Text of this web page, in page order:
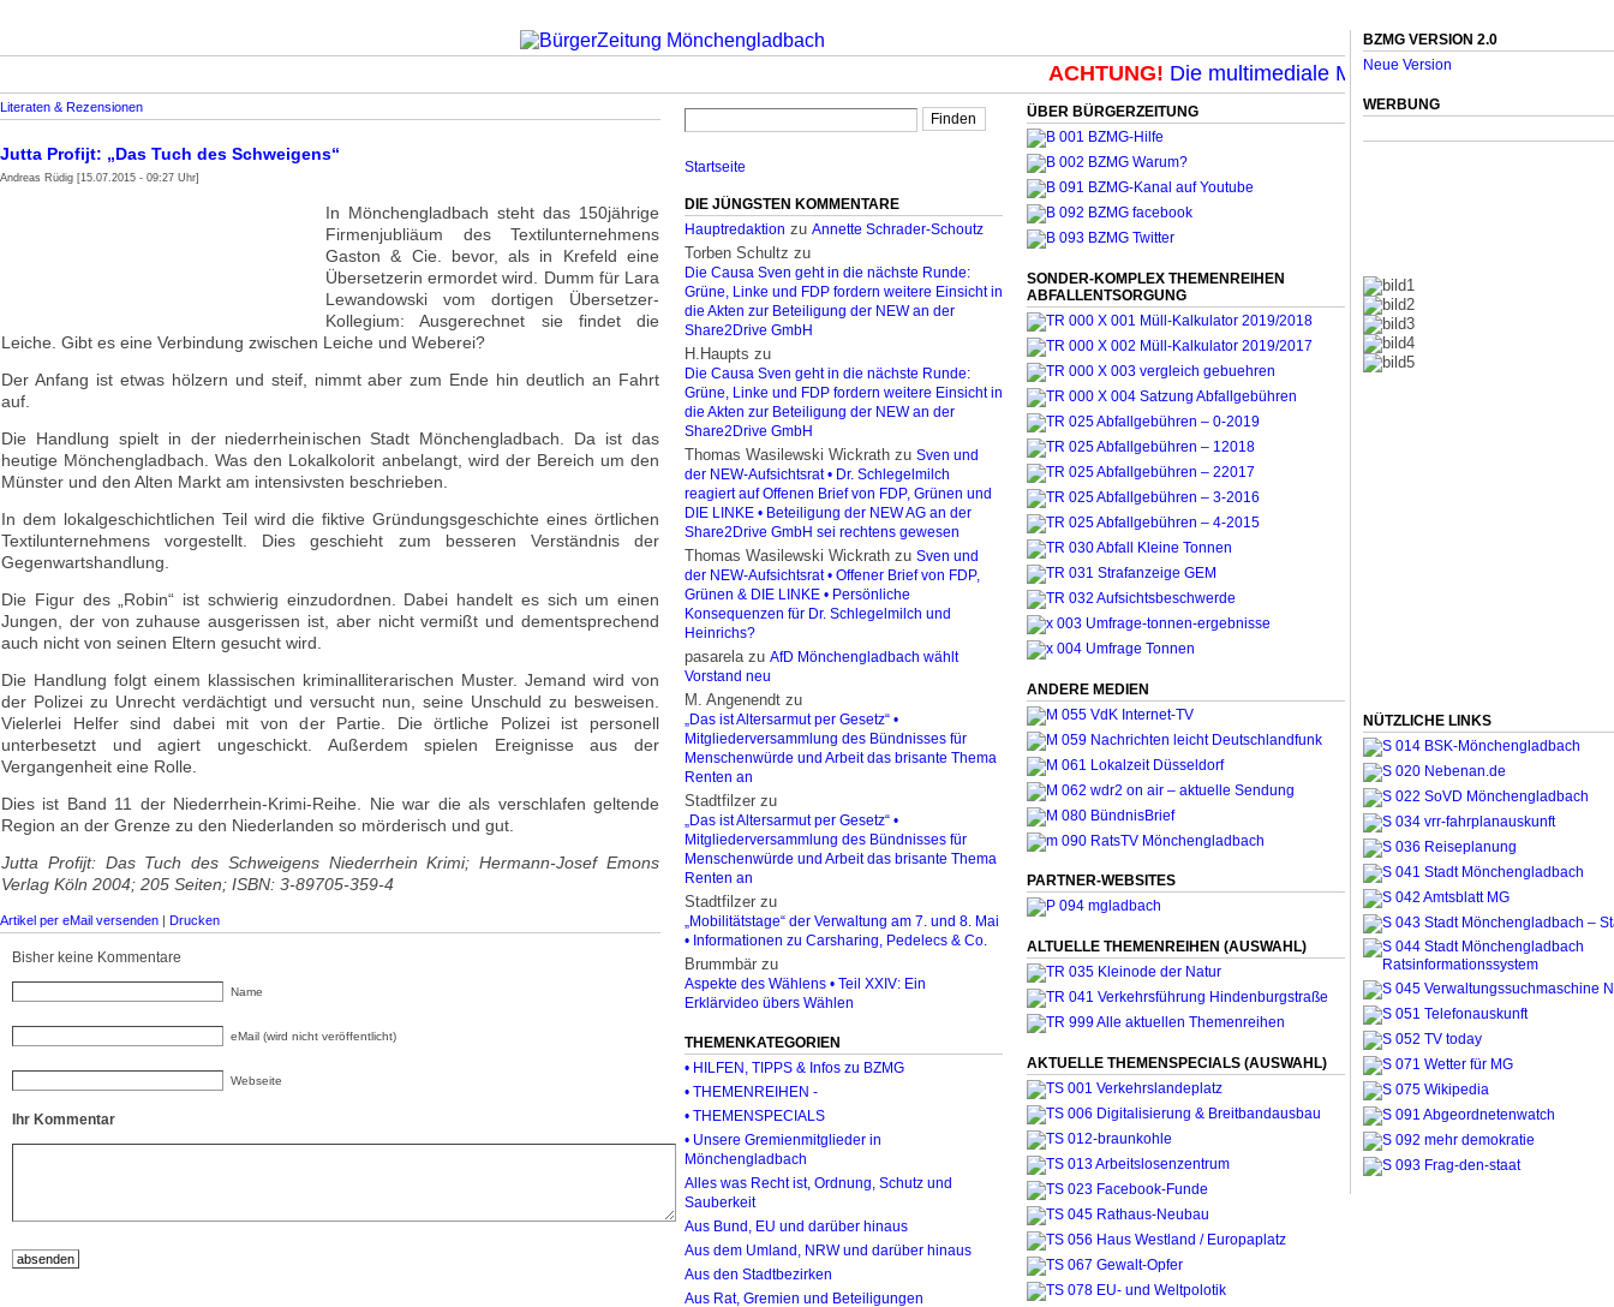
ACHTUNG!Die multimediale Mit-Mach-Zeitung für
Literaten & Rezensionen
Jutta Profijt: „Das Tuch des Schweigens“
Andreas Rüdig [15.07.2015 - 09:27 Uhr]
In Mönchengladbach steht das 150jährige
Firmenjubliäum des Textilunternehmens
Gaston & Cie. bevor, als in Krefeld eine
Übersetzerin ermordet wird. Dumm für Lara
Lewandowski vom dortigen Übersetzer-
Kollegium: Ausgerechnet sie findet die
Leiche. Gibt es eine Verbindung zwischen Leiche und Weberei?
Der Anfang ist etwas hölzern und steif, nimmt aber zum Ende hin deutlich an Fahrt
auf.
Die Handlung spielt in der niederrheinischen Stadt Mönchengladbach. Da ist das
heutige Mönchengladbach. Was den Lokalkolorit anbelangt, wird der Bereich um den
Münster und den Alten Markt am intensivsten beschrieben.
In dem lokalgeschichtlichen Teil wird die fiktive Gründungsgeschichte eines örtlichen
Textilunternehmens vorgestellt. Dies geschieht zum besseren Verständnis der
Gegenwartshandlung.
Die Figur des „Robin“ ist schwierig einzudordnen. Dabei handelt es sich um einen
Jungen, der von zuhause ausgerissen ist, aber nicht vermißt und dementsprechend
auch nicht von seinen Eltern gesucht wird.
Die Handlung folgt einem klassischen kriminalliterarischen Muster. Jemand wird von
der Polizei zu Unrecht verdächtigt und versucht nun, seine Unschuld zu besweisen.
Vielerlei Helfer sind dabei mit von der Partie. Die örtliche Polizei ist personell
unterbesetzt und agiert ungeschickt. Außerdem spielen Ereignisse aus der
Vergangenheit eine Rolle.
Dies ist Band 11 der Niederrhein-Krimi-Reihe. Nie war die als verschlafen geltende
Region an der Grenze zu den Niederlanden so mörderisch und gut.
Jutta Profijt: Das Tuch des Schweigens Niederrhein Krimi; Hermann-Josef Emons
Verlag Köln 2004; 205 Seiten; ISBN: 3-89705-359-4
Artikel per eMail versenden | Drucken
Bisher keine Kommentare
Name
eMail (wird nicht veröffentlicht)
Webseite
Ihr Kommentar
Startseite
DIE JÜNGSTEN KOMMENTARE
Hauptredaktion zu Annette Schrader-Schoutz
Torben Schultz zu
Die Causa Sven geht in die nächste Runde:
Grüne, Linke und FDP fordern weitere Einsicht in
die Akten zur Beteiligung der NEW an der
Share2Drive GmbH
H.Haupts zu
Die Causa Sven geht in die nächste Runde:
Grüne, Linke und FDP fordern weitere Einsicht in
die Akten zur Beteiligung der NEW an der
Share2Drive GmbH
Thomas Wasilewski Wickrath zu Sven und
der NEW-Aufsichtsrat • Dr. Schlegelmilch
reagiert auf Offenen Brief von FDP, Grünen und
DIE LINKE • Beteiligung der NEW AG an der
Share2Drive GmbH sei rechtens gewesen
Thomas Wasilewski Wickrath zu Sven und
der NEW-Aufsichtsrat • Offener Brief von FDP,
Grünen & DIE LINKE • Persönliche
Konsequenzen für Dr. Schlegelmilch und
Heinrichs?
pasarelazu AfD Mönchengladbach wählt
Vorstand neu
M. Angenendt zu
„Das ist Altersarmut per Gesetz“ •
Mitgliederversammlung des Bündnisses für
Menschenwürde und Arbeit das brisante Thema
Renten an
Stadtfilzer zu
„Das ist Altersarmut per Gesetz“ •
Mitgliederversammlung des Bündnisses für
Menschenwürde und Arbeit das brisante Thema
Renten an
Stadtfilzer zu
„Mobilitätstage“ der Verwaltung am 7. und 8. Mai
• Informationen zu Carsharing, Pedelecs & Co.
Brummbär zu
Aspekte des Wählens • Teil XXIV: Ein
Erklärvideo übers Wählen
THEMENKATEGORIEN
• HILFEN, TIPPS & Infos zu BZMG
• THEMENREIHEN -
• THEMENSPECIALS
• Unsere Gremienmitglieder in
Mönchengladbach
Alles was Recht ist, Ordnung, Schutz und
Sauberkeit
Aus Bund, EU und darüber hinaus
Aus dem Umland, NRW und darüber hinaus
Aus den Stadtbezirken
Aus Rat, Gremien und Beteiligungen
ÜBER BÜRGERZEITUNG
SONDER-KOMPLEX THEMENREIHEN
ABFALLENTSORGUNG
ANDERE MEDIEN
PARTNER-WEBSITES
ALTUELLE THEMENREIHEN (AUSWAHL)
AKTUELLE THEMENSPECIALS (AUSWAHL)
BZMG VERSION 2.0
Neue Version
WERBUNG
NÜTZLICHE LINKS